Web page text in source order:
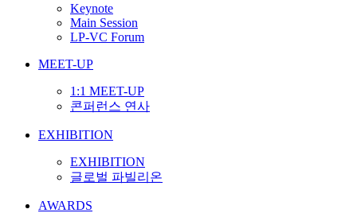
Keynote
Main Session
LP-VC Forum
MEET-UP
1:1 MEET-UP
콘퍼런스 연사
EXHIBITION
EXHIBITION
글로벌 파빌리온
AWARDS